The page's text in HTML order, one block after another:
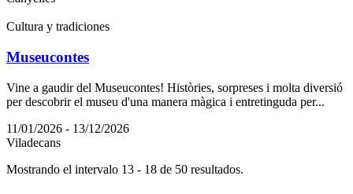
Cultura y tradiciones
Museucontes
Vine a gaudir del Museucontes! Històries, sorpreses i molta diversió
per descobrir el museu d'una manera màgica i entretinguda per...
11/01/2026 - 13/12/2026
Viladecans
Mostrando el intervalo 13 - 18 de 50 resultados.